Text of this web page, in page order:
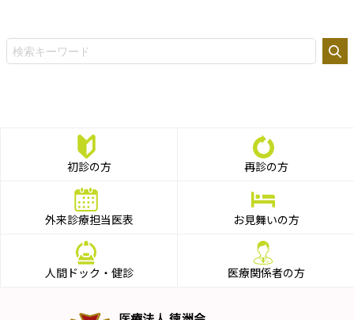
初診の方 再診の方
外来診療担当医表 お見舞いの方
人間ドック・健診 医療関係者の方